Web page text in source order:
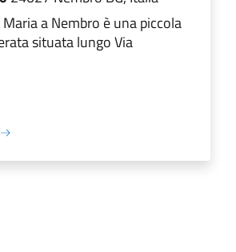
a Nembro è una piccola
situata lungo Via